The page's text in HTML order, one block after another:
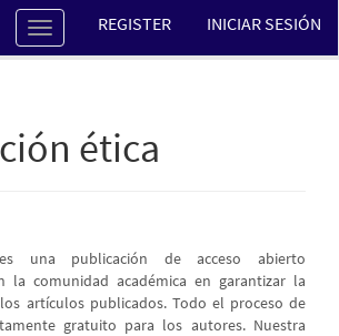
REGISTER INICIAR SESIÓN
Toggle
navigation
ética
una publicación de acceso abierto
la comunidad académica en garantizar la
artículos publicados. Todo el proceso de
gratuito para los autores. Nuestra